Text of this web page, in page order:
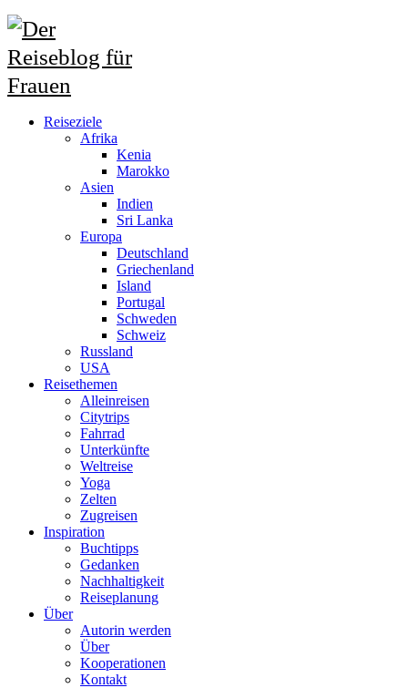
Reiseziele
Afrika
Kenia
Marokko
Asien
Indien
Sri Lanka
Europa
Deutschland
Griechenland
Island
Portugal
Schweden
Schweiz
Russland
USA
Reisethemen
Alleinreisen
Citytrips
Fahrrad
Unterkünfte
Weltreise
Yoga
Zelten
Zugreisen
Inspiration
Buchtipps
Gedanken
Nachhaltigkeit
Reiseplanung
Über
Autorin werden
Über
Kooperationen
Kontakt